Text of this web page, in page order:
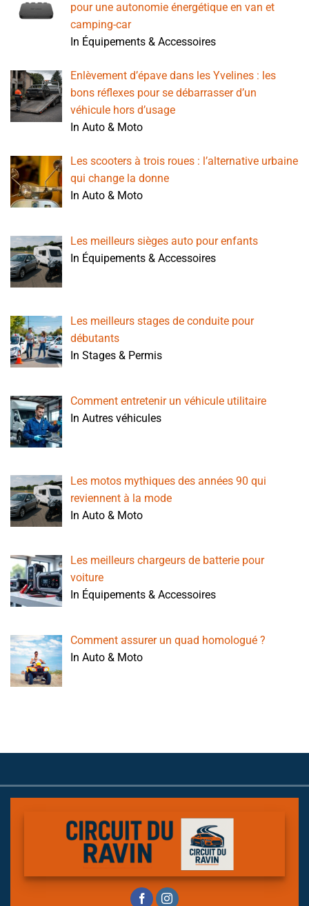
pour une autonomie énergétique en van et
camping-car
In Équipements & Accessoires
Enlèvement d’épave dans les Yvelines : les
bons réflexes pour se débarrasser d’un
véhicule hors d’usage
In Auto & Moto
Les scooters à trois roues : l’alternative urbaine
qui change la donne
In Auto & Moto
Les meilleurs sièges auto pour enfants
In Équipements & Accessoires
Les meilleurs stages de conduite pour
débutants
In Stages & Permis
Comment entretenir un véhicule utilitaire
In Autres véhicules
Les motos mythiques des années 90 qui
reviennent à la mode
In Auto & Moto
Les meilleurs chargeurs de batterie pour
voiture
In Équipements & Accessoires
Comment assurer un quad homologué ?
In Auto & Moto